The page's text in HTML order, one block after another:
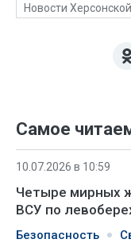
Новости
Самое
10.07.2026 в 10:59
Четыре мирных
ВСУ по
Безопасность